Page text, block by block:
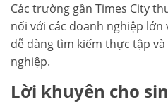
Các trường gần Times City
nối với các doanh nghiệp
dễ dàng tìm kiếm thực tập
nghiệp.
Lời khuyên cho